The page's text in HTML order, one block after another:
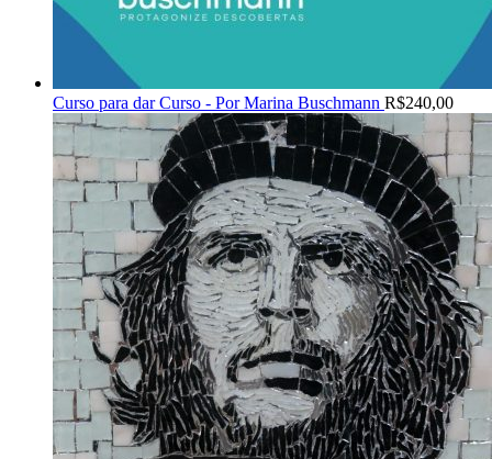
Curso para dar Curso - Por Marina Buschmann R$240,00